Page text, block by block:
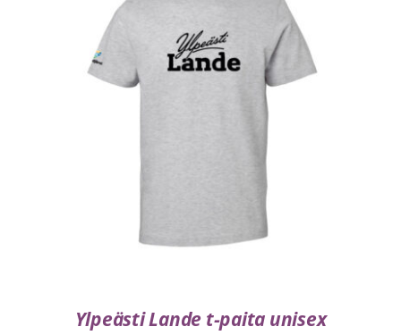
LISÄTIEDOT
Ylpeästi Lande t-paita unisex